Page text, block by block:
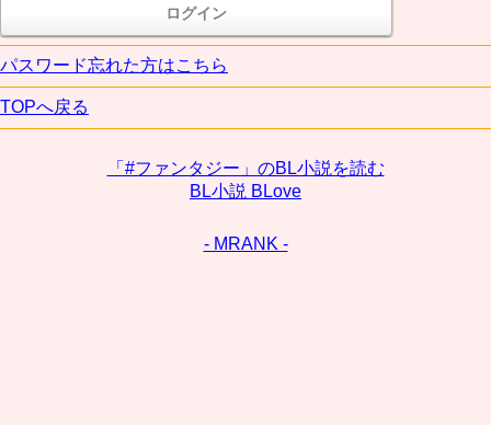
パスワード忘れた方はこちら
TOPへ戻る
「#ファンタジー」のBL小説を読む
BL小説 BLove
- MRANK -